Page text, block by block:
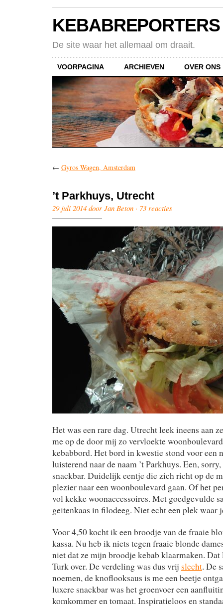
KEBABREPORTERS
De site waar het allemaal om draait.
VOORPAGINA ARCHIEVEN OVER ONS
← Gyros Wagen, Amsterdam
’t Parkhuys, Utrecht
29 juli 2014 door Jan Beton · 73 reacties
Het was een rare dag. Utrecht leek ineens aan
me op de door mij zo vervloekte
kebabbord. Het bord in kwestie stond voor een
luisterend naar de naam ’t Parkhuys. Een,
snackbar. Duidelijk eentje die zich richt op de
plezier naar een woonboulevard gaan. Of het
vol kekke woonaccessoires. Met goedgevulde
geitenkaas in filodeeg. Niet echt een plek waar
Voor 4,50 kocht ik een broodje van de fraaie
kassa. Nu heb ik niets tegen fraaie blonde
niet dat ze mijn broodje kebab klaarmaken. Dat
Turk over. De verdeling was dus vrij slecht. De
noemen, de knoflooksaus is me een beetje
luxere snackbar was het groenvoer een
komkommer en tomaat. Inspiratieloos en